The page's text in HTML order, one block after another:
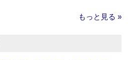
もっと見る »